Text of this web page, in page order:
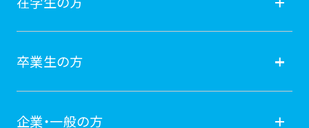
オープンキャンパス
学費納付金・奨学金
在学生の方
卒業生の方
卒業生の方
企業・一般の方